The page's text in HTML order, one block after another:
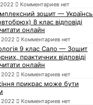
Комментариев нет
зошит —
8 клас відповіді
онлайн
Комментариев нет
9 клас Сало — Зошит
практичних відповіді
онлайн
Комментариев нет
прикрас може бути
Комментариев нет